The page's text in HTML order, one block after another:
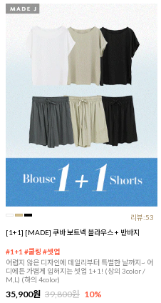
리뷰:53
[1+1] [MADE] 쿠바 보트넥 블라우스 + 반바지
#1+1 #쿨링 #셋업
어렵지 않은 디자인에 데일리부터 특별한 날까지~ 어
디에든 가볍게 입혀지는 셋업 1+1! (상의 3color /
M,L) (하의 4color)
35,900원 39,800원 10%